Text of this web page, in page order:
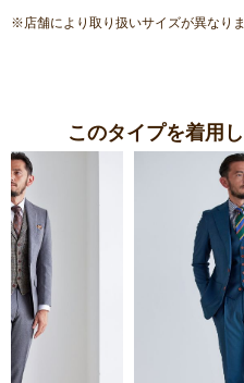
※店舗により取り扱いサイズが異なりま
このタイプを着用